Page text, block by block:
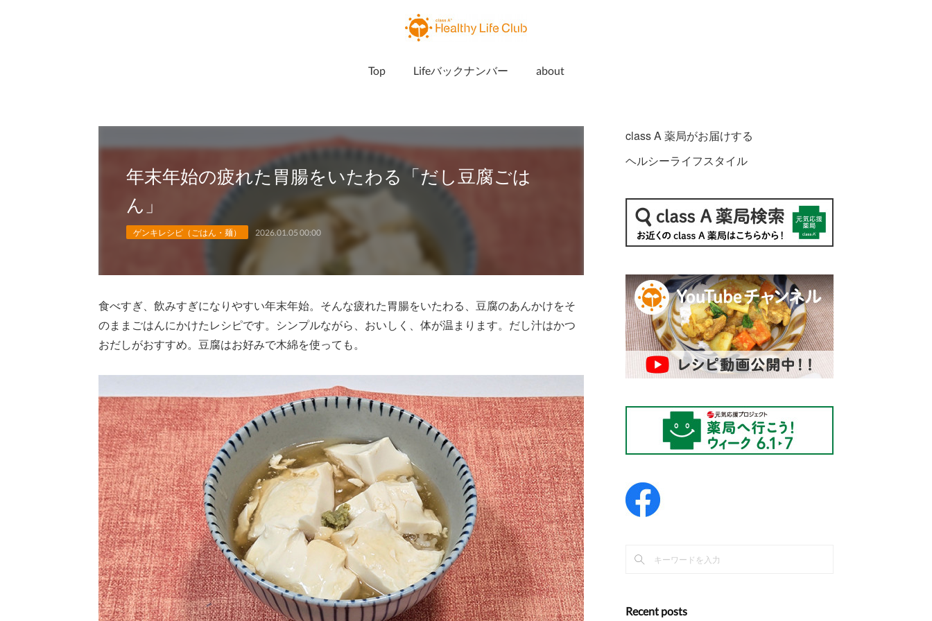
Top Lifeバックナンバー about
年末年始の疲れた胃腸をいたわる「だし豆腐ごは
ん」
ゲンキレシピ（ごはん・麺） 2026.01.05 00:00
食べすぎ、飲みすぎになりやすい年末年始。そんな疲れた胃腸をいたわる、豆腐のあんかけをそ
のままごはんにかけたレシピです。シンプルながら、おいしく、体が温まります。だし汁はかつ
おだしがおすすめ。豆腐はお好みで木綿を使っても。
class A 薬局がお届けする
ヘルシーライフスタイル
Recent posts